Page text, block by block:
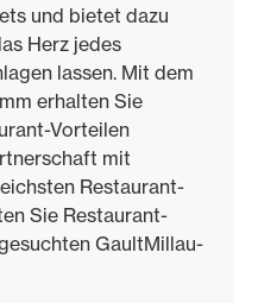
und bietet dazu
Herz jedes
lassen. Mit dem
erhalten Sie
Vorteilen
mit
Restaurant-
Sie Restaurant-
GaultMillau-